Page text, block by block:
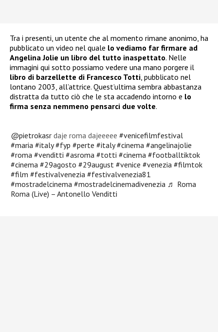
Tra i presenti, un utente che al momento rimane anonimo, ha
pubblicato un video nel quale lo vediamo far firmare ad
Angelina Jolie un libro del tutto inaspettato. Nelle
immagini qui sotto possiamo vedere una mano porgere il
libro di barzellette di Francesco Totti, pubblicato nel
lontano 2003, all’attrice. Quest’ultima sembra abbastanza
distratta da tutto ciò che le sta accadendo intorno e lo
firma senza nemmeno pensarci due volte.
@pietrokasr daje roma dajeeeee#venicefilmfestival
#maria #italy #fyp #perte #italy #cinema #angelinajolie
#roma #venditti #asroma #totti #cinema #footballtiktok
#cinema #29agosto #29august #venice #venezia #filmtok
#film #festivalvenezia #festivalvenezia81
#mostradelcinema #mostradelcinemadivenezia ♬ Roma
Roma (Live) – Antonello Venditti